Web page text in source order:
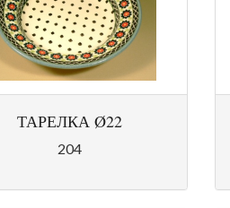
ТАРЕЛКА Ø22
204